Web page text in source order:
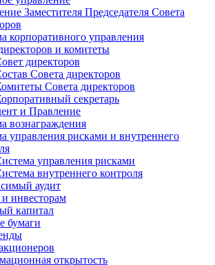
Заместителя Председателя Совета
корпоративного управления
и комитеты
директоров
Совета директоров
Совета директоров
секретарь
и Правление
вознаграждения
управления рисками и внутреннего
управления рисками
внутреннего контроля
аудит
инвесторам
капитал
бумаги
открытость